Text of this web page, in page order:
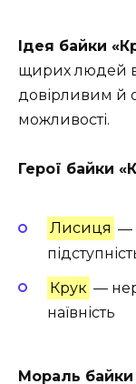
Ідея байки
щирих людей
довірливим й
можливості.
Герої байки
Лисиця —
Крук —
наївність
Мораль байки